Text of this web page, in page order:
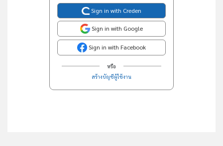
Sign in with Creden
Sign in with Google
Sign in with Facebook
หรือ
สร้างบัญชีผู้ใช้งาน